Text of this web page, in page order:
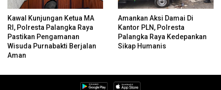
Kawal Kunjungan Ketua MA
RI, Polresta Palangka Raya
Pastikan Pengamanan
Wisuda Purnabakti Berjalan
Aman
Amankan Aksi Damai Di
Kantor PLN, Polresta
Palangka Raya Kedepankan
Sikap Humanis